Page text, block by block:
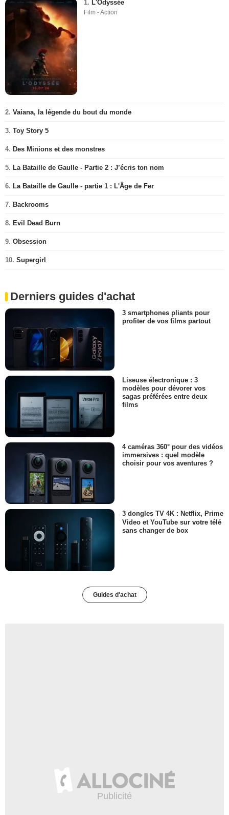
1. L'Odyssée
Film - Action
2. Vaiana, la légende du bout du monde
3. Toy Story 5
4. Des Minions et des monstres
5. La Bataille de Gaulle - Partie 2 : J’écris ton nom
6. La Bataille de Gaulle - partie 1 : L'Âge de Fer
7. Backrooms
8. Evil Dead Burn
9. Obsession
10. Supergirl
Derniers guides d'achat
3 smartphones pliants pour
profiter de vos films partout
Liseuse électronique : 3
modèles pour dévorer vos
sagas préférées entre deux
films
4 caméras 360° pour des vidéos
immersives : quel modèle
choisir pour vos aventures ?
3 dongles TV 4K : Netflix, Prime
Video et YouTube sur votre télé
sans changer de box
Guides d'achat